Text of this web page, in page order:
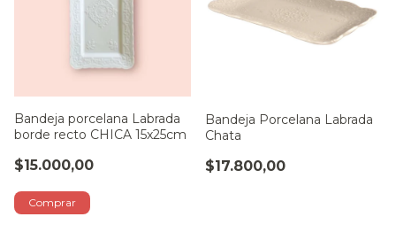
Bandeja porcelana Labrada
borde recto CHICA 15x25cm
$15.000,00
Bandeja Porcelana Labrada
Chata
$17.800,00